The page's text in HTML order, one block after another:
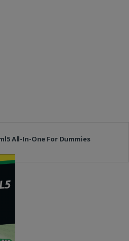
All-In-One For Dummies